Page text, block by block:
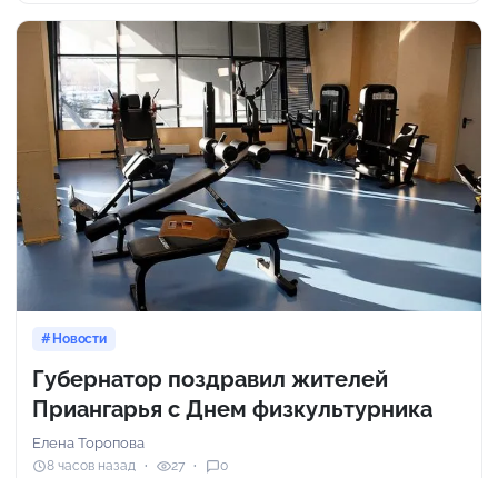
Новости
Губернатор поздравил жителей
Приангарья с Днем физкультурника
Елена Торопова
8 часов назад 27 0